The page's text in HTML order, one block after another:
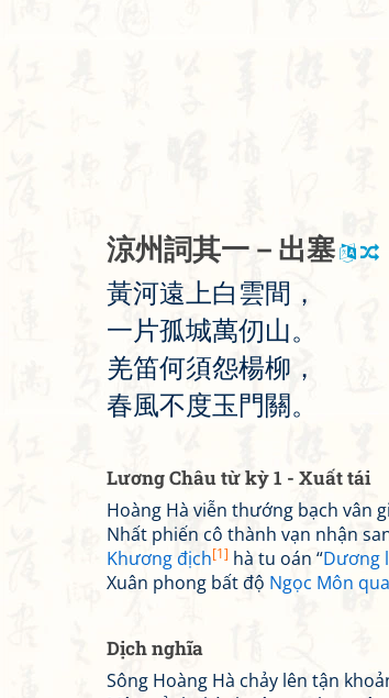
涼州詞其一 － 出塞
黃河遠 上白雲間 ，
一片孤城萬仞山。
羌笛何須怨楊柳 ，
春風不度玉 門 關。
Lương Châu từ kỳ 1 - Xuất tái
Hoàng Hà viễn thướng bạch vân
Nhất phiến cô thành vạn nhận
Khương địch[1] hà tu oán “Dương
Xuân phong bất độ Ngọc Môn
Dịch nghĩa
Sông Hoàng Hà chảy lên tận